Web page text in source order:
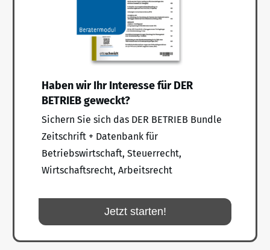
Haben wir Ihr Interesse für DER
BETRIEB geweckt?
Sichern Sie sich das DER BETRIEB Bundle
Zeitschrift + Datenbank für
Betriebswirtschaft, Steuerrecht,
Wirtschaftsrecht, Arbeitsrecht
Jetzt starten!